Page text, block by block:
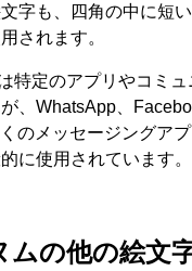
字も、四角の中に短
されます。
特定のアプリやコミ
、WhatsApp、
のメッセージングア
に使用されています。
ムの他の絵文